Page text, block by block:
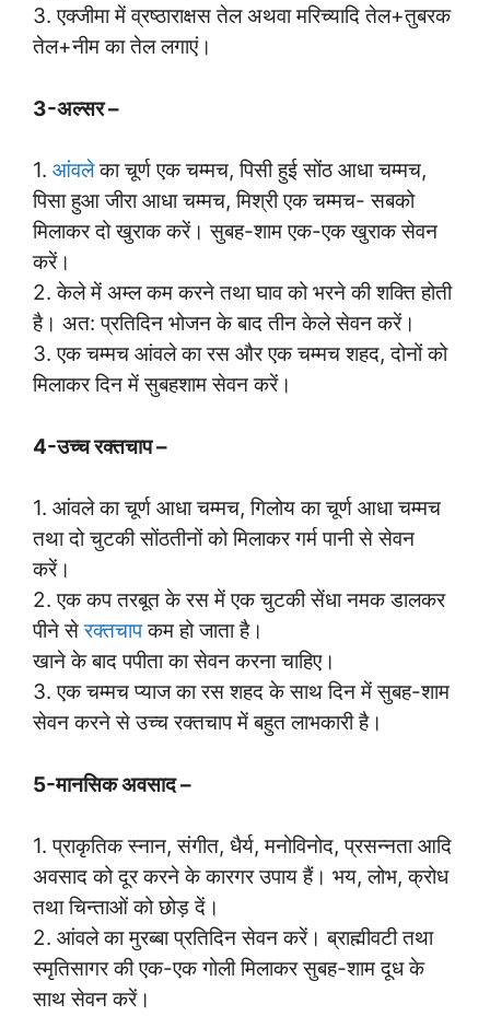
3. एक्जीमा में व्रष्ठाराक्षस तेल अथवा मरिच्यादि तेल+तुबरक
तेल+नीम का तेल लगाएं।
3-अल्सर –
1. आंवलेका चूर्ण एक चम्मच, पिसी हुई सोंठ आधा चम्मच,
पिसा हुआ जीरा आधा चम्मच, मिश्री एक चम्मच- सबको
मिलाकर दो खुराक करें। सुबह-शाम एक-एक खुराक सेवन
करें।
2. केले में अम्ल कम करने तथा घाव को भरने की शक्ति होती
है। अत: प्रतिदिन भोजन के बाद तीन केले सेवन करें।
3. एक चम्मच आंवले का रस और एक चम्मच शहद, दोनों को
मिलाकर दिन में सुबहशाम सेवन करें।
4-उच्च रक्तचाप –
1. आंवले का चूर्ण आधा चम्मच, गिलोय का चूर्ण आधा चम्मच
तथा दो चुटकी सोंठतीनों को मिलाकर गर्म पानी से सेवन
करें।
2. एक कप तरबूत के रस में एक चुटकी सेंधा नमक डालकर
पीने सेरक्तचापकम हो जाता है।
खाने के बाद पपीता का सेवन करना चाहिए।
3. एक चम्मच प्याज का रस शहद के साथ दिन में सुबह-शाम
सेवन करने से उच्च रक्तचाप में बहुत लाभकारी है।
5-मानसिक अवसाद –
1. प्राकृतिक स्नान, संगीत, धैर्य, मनोविनोद, प्रसन्नता आदि
अवसाद को दूर करने के कारगर उपाय हैं। भय, लोभ, क्रोध
तथा चिन्ताओं को छोड़ दें।
2. आंवले का मुरब्बा प्रतिदिन सेवन करें। ब्राह्मीवटी तथा
स्मृतिसागर की एक-एक गोली मिलाकर सुबह-शाम दूध के
साथ सेवन करें।